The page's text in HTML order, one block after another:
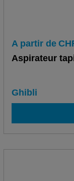
A partir de
Aspirateur
Ghibli